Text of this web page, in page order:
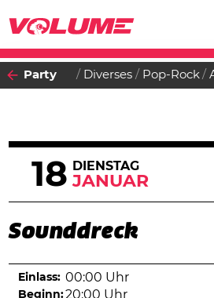
Party Diverses Pop-Rock
18 DIENSTAG
JANUAR
Sounddreck
Einlass: 00:00 Uhr
Beginn:20:00 Uhr